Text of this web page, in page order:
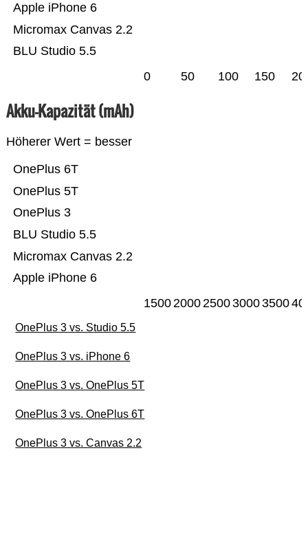
BLU Studio 5.5
Micromax Canvas 2.2
Apple iPhone 6
0 50 100 150
Akku-Kapazität (mAh)
Höherer Wert = besser
Apple iPhone 6
Micromax Canvas 2.2
BLU Studio 5.5
OnePlus 3
OnePlus 5T
OnePlus 6T
15002000250030003500
OnePlus 3 vs. Studio 5.5
OnePlus 3 vs. iPhone 6
OnePlus 3 vs. OnePlus 5T
OnePlus 3 vs. OnePlus 6T
OnePlus 3 vs. Canvas 2.2